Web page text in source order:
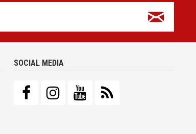
SOCIAL MEDIA